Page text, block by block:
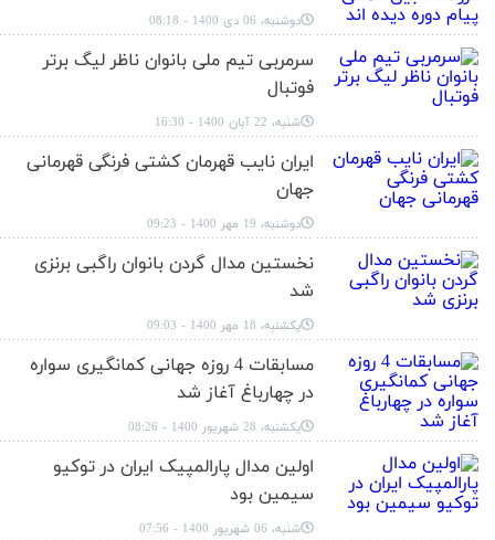
دوشنبه، 06 دی 1400 - 08:18
سرمربی تیم ملی بانوان ناظر لیگ برتر
فوتبال
شنبه، 22 آبان 1400 - 16:30
ایران نایب قهرمان کشتی فرنگی قهرمانی
جهان
دوشنبه، 19 مهر 1400 - 09:23
نخستین مدال گردن بانوان راگبی برنزی
شد
یکشنبه، 18 مهر 1400 - 09:03
مسابقات 4 روزه جهانی کمانگیری سواره
در چهارباغ آغاز شد
یکشنبه، 28 شهریور 1400 - 08:26
اولین مدال پارالمپیک ایران در توکیو
سیمین بود
شنبه، 06 شهریور 1400 - 07:56